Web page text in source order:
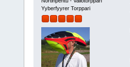
Yyberfyyrer Torppari